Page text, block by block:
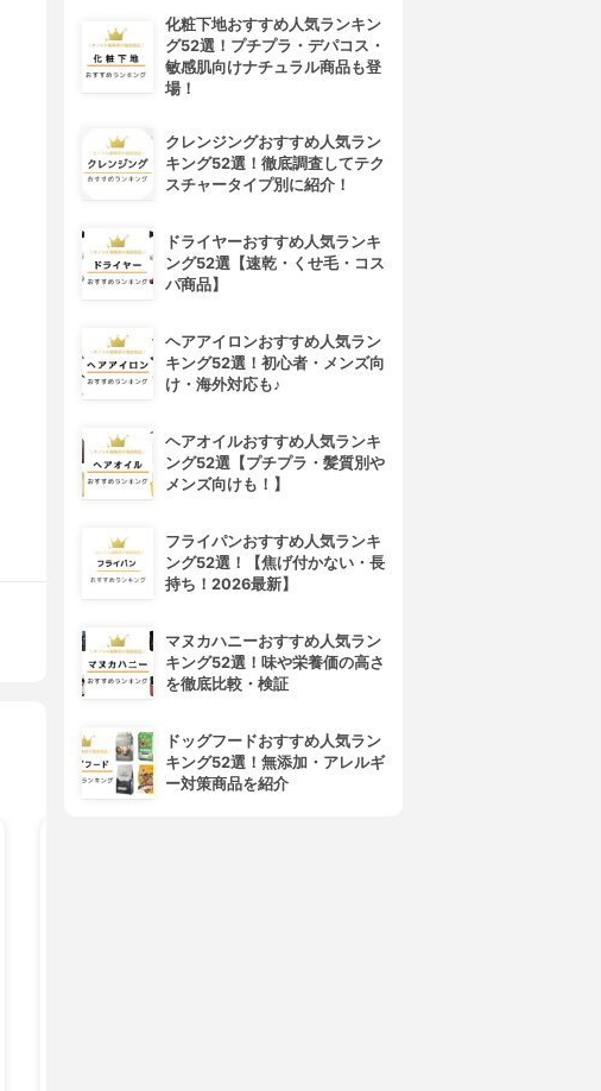
化粧下地おすすめ人気ランキン
グ52選！プチプラ・デパコス・
敏感肌向けナチュラル商品も登
場！
クレンジングおすすめ人気ラン
キング52選！徹底調査してテク
スチャータイプ別に紹介！
ドライヤーおすすめ人気ランキ
ング52選【速乾・くせ毛・コス
パ商品】
ヘアアイロンおすすめ人気ラン
キング52選！初心者・メンズ向
け・海外対応も♪
ヘアオイルおすすめ人気ランキ
ング52選【プチプラ・髪質別や
メンズ向けも！】
フライパンおすすめ人気ランキ
ング52選！【焦げ付かない・長
持ち！2026最新】
マヌカハニーおすすめ人気ラン
キング52選！味や栄養価の高さ
を徹底比較・検証
ドッグフードおすすめ人気ラン
キング52選！無添加・アレルギ
ー対策商品を紹介